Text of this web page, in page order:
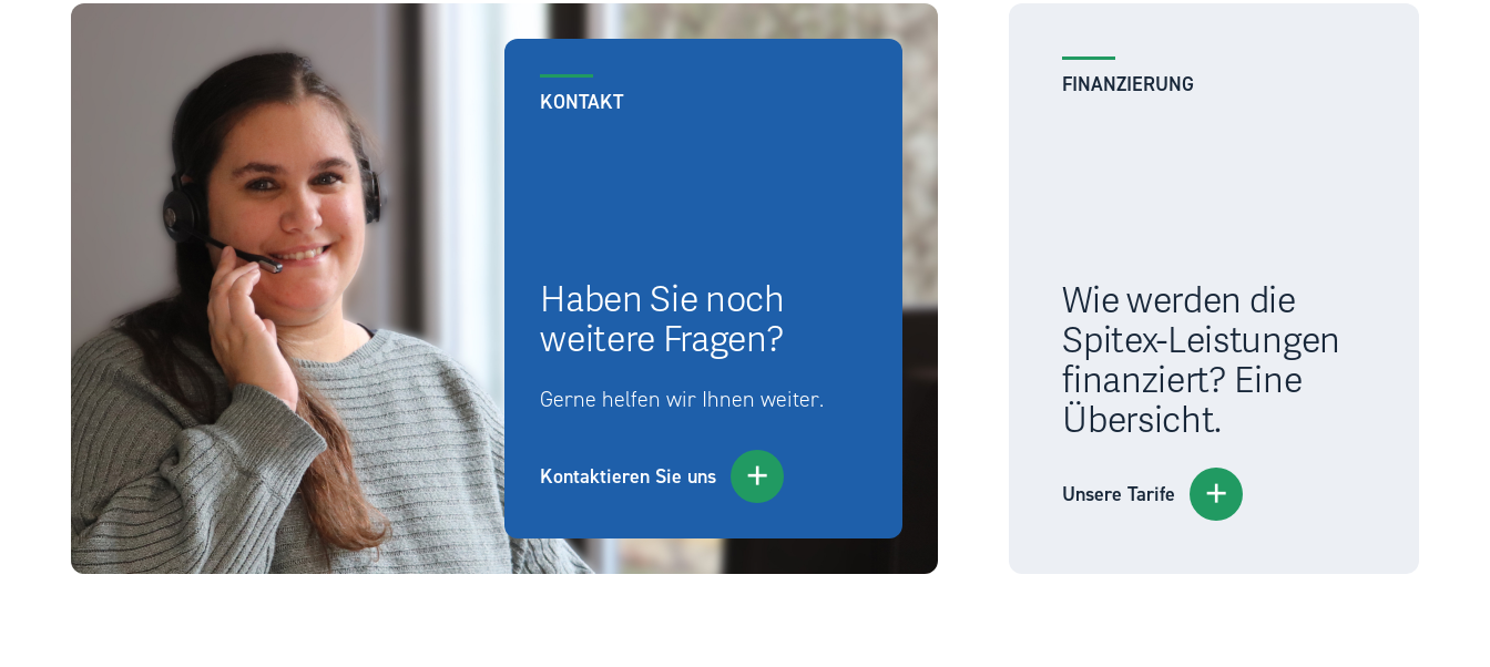
KONTAKT
Haben Sie noch
weitere Fragen?
Gerne helfen wir Ihnen weiter.
Kontaktieren Sie uns
FINANZIERUNG
Wie werden die
Spitex-Leistungen
finanziert? Eine
Übersicht.
Unsere Tarife